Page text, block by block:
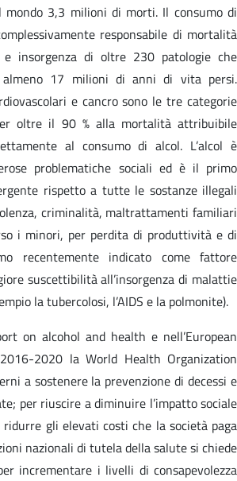
mondo 3,3 milioni di morti. Il consumo di
responsabile di mortalità
e insorgenza di oltre 230 patologie che
almeno 17 milioni di anni di vita persi.
e cancro sono le tre categorie
oltre il 90 % alla mortalità attribuibile
al consumo di alcol. L’alcol è
problematiche sociali ed è il primo
rispetto a tutte le sostanze illegali
criminalità, maltrattamenti familiari
i minori, per perdita di produttività e di
recentemente indicato come fattore
suscettibilità all’insorgenza di malattie
la tubercolosi, l’AIDS e la polmonite).
on alcohol and health e nell’European
2020 la World Health Organization
a sostenere la prevenzione di decessi e
per riuscire a diminuire l’impatto sociale
ridurre gli elevati costi che la società paga
nazionali di tutela della salute si chiede
incrementare i livelli di consapevolezza